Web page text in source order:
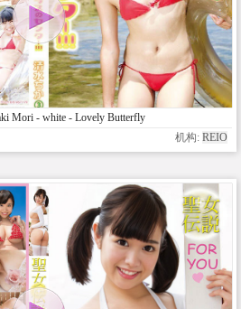
Mori - white - Lovely Butterfly
机构: REIO